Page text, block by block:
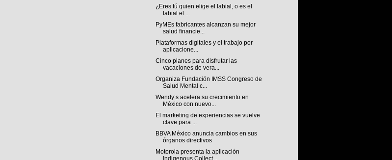
¿Eres tú quien elige el labial, o es el
labial el ...
PyMEs fabricantes alcanzan su mejor
salud financie...
Plataformas digitales y el trabajo por
aplicacione...
Cinco planes para disfrutar las
vacaciones de vera...
Organiza Fundación IMSS Congreso de
Salud Mental c...
Wendy’s acelera su crecimiento en
México con nuevo...
El marketing de experiencias se vuelve
clave para ...
BBVA México anuncia cambios en sus
órganos directivos
Motorola presenta la aplicación
Indigenous Collect...